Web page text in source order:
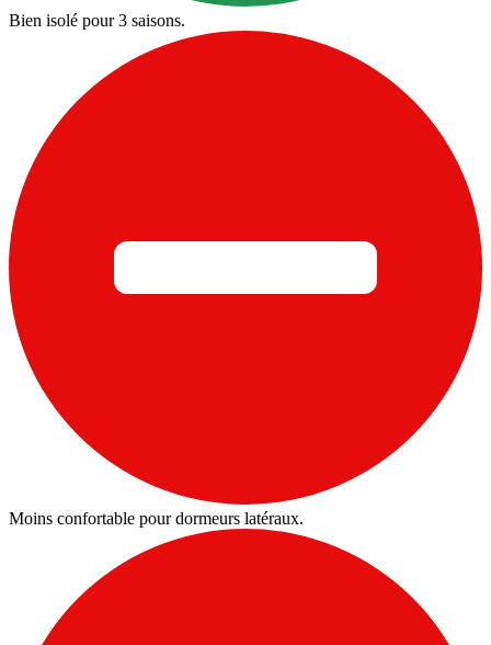
Bien isolé pour 3 saisons.
Moins confortable pour dormeurs latéraux.